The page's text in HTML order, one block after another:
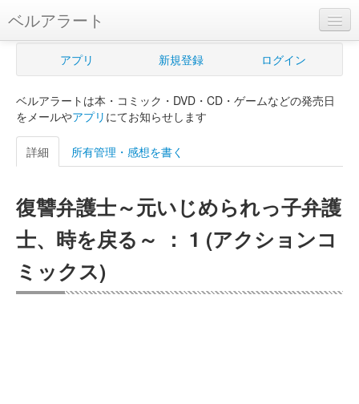
ベルアラート
ベルアラートとは
新規登録
ログイン
購入管理
Myシェルフ
プレミアム
アプリ 新規登録 ログイン
ベルアラートは本・コミック・DVD・CD・ゲームなどの発売日
をメールやアプリ にてお知らせします
詳細 所有管理・感想を書く
復讐弁護士～元いじめられっ子弁護
士、時を戻る～ ： 1 (アクションコ
ミックス)